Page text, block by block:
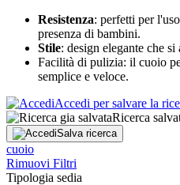
Resistenza: perfetti per
presenza di bambini.
Stile: design elegante che
Facilità di pulizia: il cuoio
semplice e veloce.
Accedi per salvare la
Ricerca
Salva ricerca
cuoio
Rimuovi Filtri
Tipologia sedia